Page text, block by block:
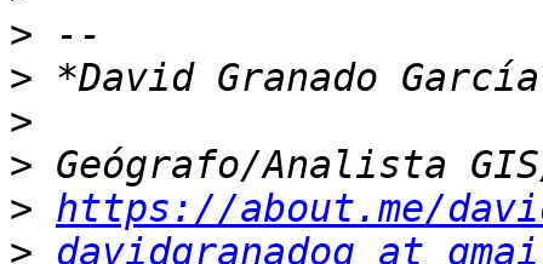
>
>
>
>
> https://about.me/
> davidgranadog at